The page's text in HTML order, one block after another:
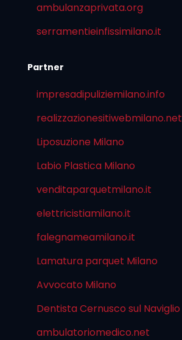
ambulanzaprivata.org
serramentieinfissimilano.it
Partner
impresadipuliziemilano.info
realizzazionesitiwebmilano.net
Liposuzione Milano
Labio Plastica Milano
venditaparquetmilano.it
elettricistiamilano.it
falegnameamilano.it
Lamatura parquet Milano
Avvocato Milano
Dentista Cernusco sul Naviglio
ambulatoriomedico.net